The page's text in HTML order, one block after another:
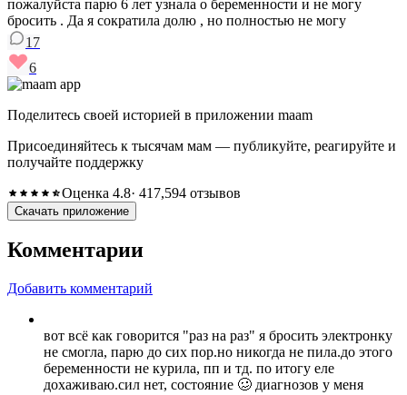
пожалуйста парю 6 лет узнала о беременности и не могу
бросить . Да я сократила долю , но полностью не могу
17
6
Поделитесь своей историей в приложении maam
Присоединяйтесь к тысячам мам — публикуйте, реагируйте и
получайте поддержку
Оценка 4.8· 417,594 отзывов
Скачать приложение
Комментарии
Добавить комментарий
вот всё как говорится "раз на раз" я бросить электронку
не смогла, парю до сих пор.но никогда не пила.до этого
беременности не курила, пп и тд. по итогу еле
дохаживаю.сил нет, состояние 🥴 диагнозов у меня